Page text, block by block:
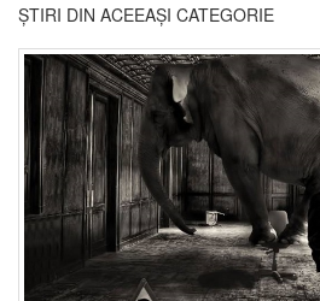
ȘTIRI DIN ACEEAȘI CATEGORIE